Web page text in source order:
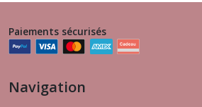
Paiements sécurisés
Navigation